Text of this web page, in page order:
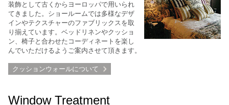
装飾として古くからヨーロッパで用いられ
てきました。ショールームでは多様なデザ
インやテクスチャーのファブリックスを取
り揃えています。ベッドリネンやクッショ
ン、椅子と合わせたコーディネートを楽し
んでいただけるようご案内させて頂きます。
クッションウォールについて
Window Treatment